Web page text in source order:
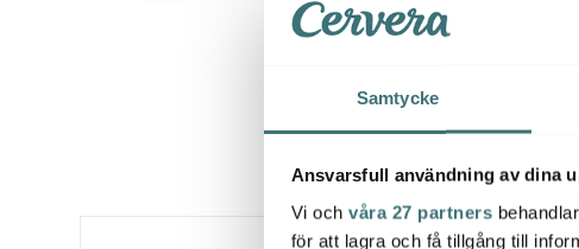
Samtycke
Ansvarsfull användning av dina
Vi och våra 27 partners
för att lagra och få tillgång till